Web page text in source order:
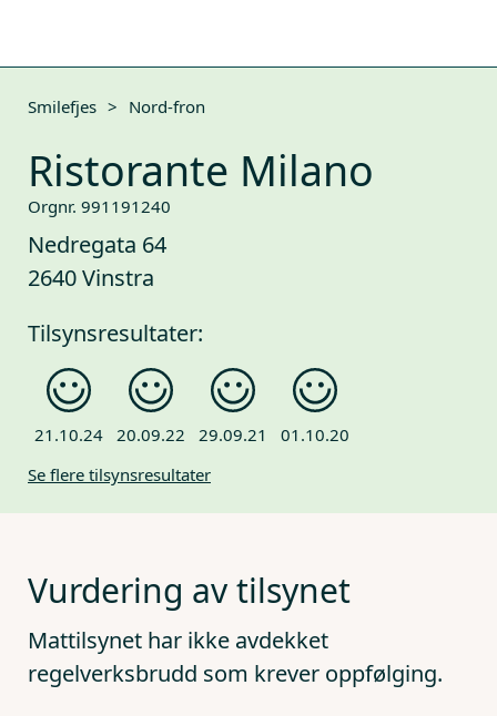
Smilefjes > Nord-fron
Ristorante Milano
Orgnr. 991191240
Nedregata 64
2640 Vinstra
Tilsynsresultater:
21.10.24 20.09.22 29.09.21
01.10.20
Se flere tilsynsresultater
Vurdering av tilsynet
Mattilsynet har ikke avdekket
regelverksbrudd som krever oppfølging.